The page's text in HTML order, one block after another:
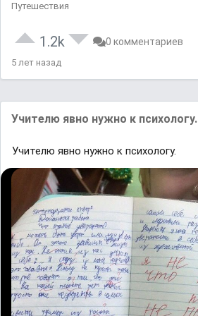
Путешествия
1.2k 0 комментариев
5 лет назад
Учителю явно нужно к психологу.
Учителю явно нужно к психологу.